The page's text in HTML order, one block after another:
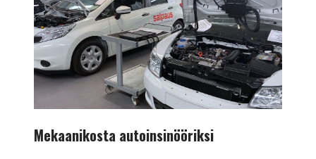
Mekaanikosta autoinsinööriksi